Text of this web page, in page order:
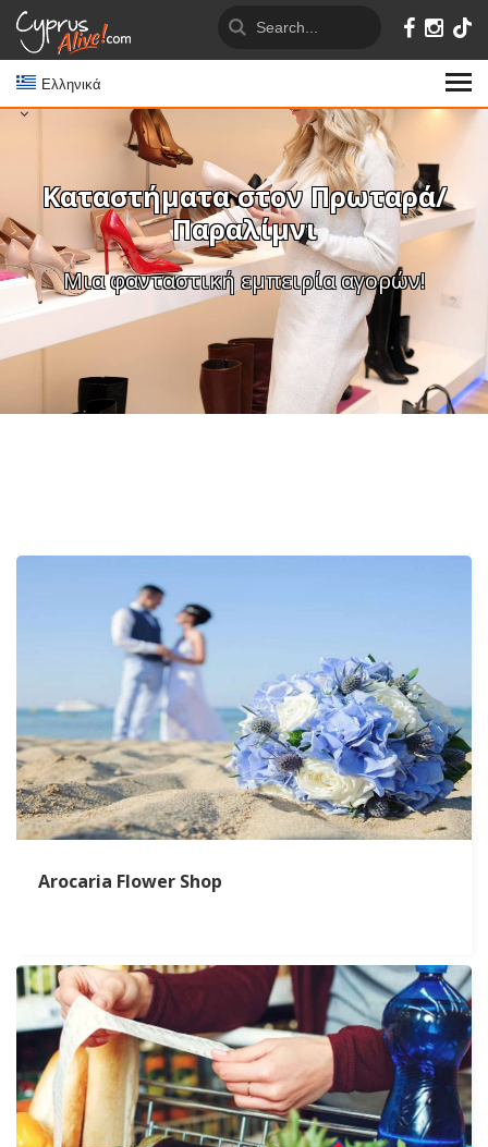
Ελληνικά
Καταστήματα στον Πρωταρά/
Παραλίμνι
Μια φανταστική εμπειρία αγορών!
Arocaria Flower Shop